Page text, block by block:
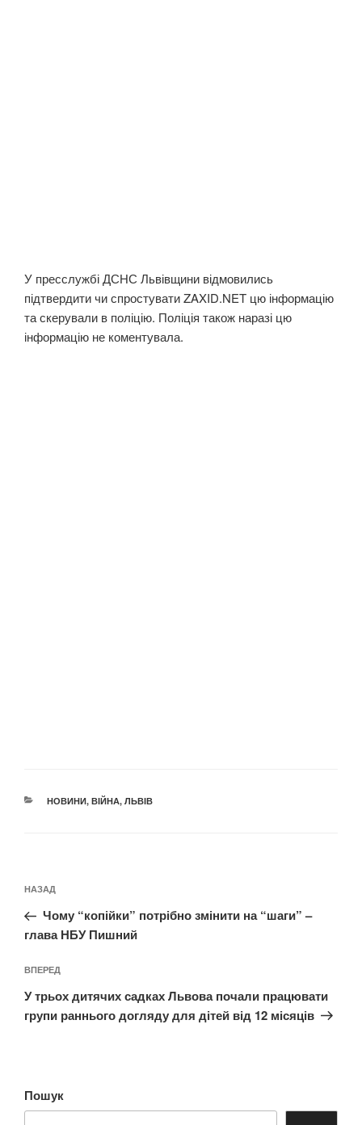
У пресслужбі ДСНС Львівщини відмовились
підтвердити чи спростувати ZAXID.NET цю інформацію
та скерували в поліцію. Поліція також наразі цю
інформацію не коментувала.
КАТЕГОРІЇ
НОВИНИ, ВІЙНА, ЛЬВІВ
записів
Попередній
запис:
НАЗАД
Чому “копійки” потрібно змінити на “шаги” –
глава НБУ Пишний
Наступний
запис
ВПЕРЕД
У трьох дитячих садках Львова почали працювати
групи раннього догляду для дітей від 12 місяців
Пошук